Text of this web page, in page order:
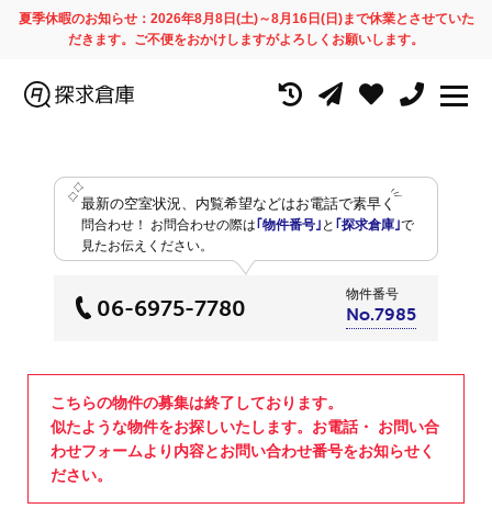
夏季休暇のお知らせ：2026年8月8日(土)～8月16日(日)まで休業とさせていた
だきます。ご不便をおかけしますがよろしくお願いします。
最新の空室状況、内覧希望などはお電話で素早く
問合わせ！ お問合わせの際は ｢物件番号｣ と ｢探求倉庫｣で
見たお伝えください。
06-6975-7780
物件番号
No.7985
こちらの物件の募集は終了しております。
似たような物件をお探しいたします。お電話・ お問い合
わせフォームより内容とお問い合わせ番号をお知らせく
ださい。